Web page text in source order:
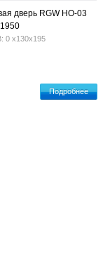
дверь RGW HO-03
0 х130х195
Подробнее